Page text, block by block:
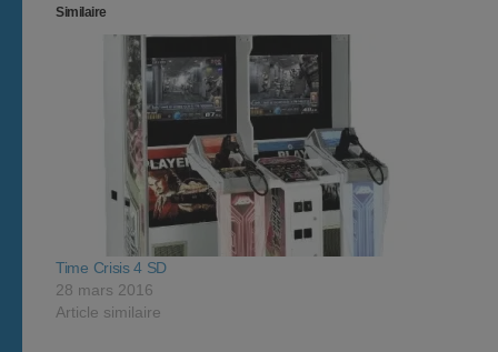
Similaire
Time Crisis 4 SD
28 mars 2016
Article similaire